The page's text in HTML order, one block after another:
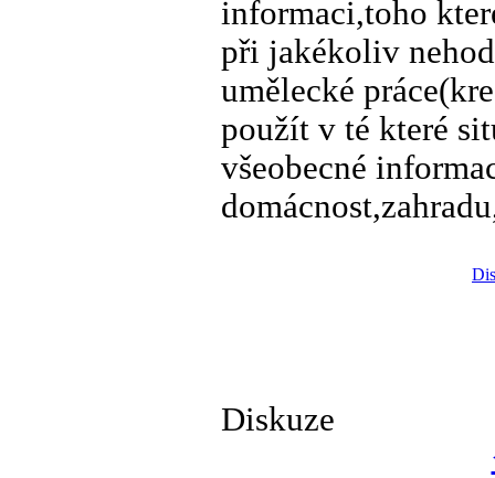
informaci,toho
při jakékoliv
umělecké
použít v té které
všeobecné
Diskuze